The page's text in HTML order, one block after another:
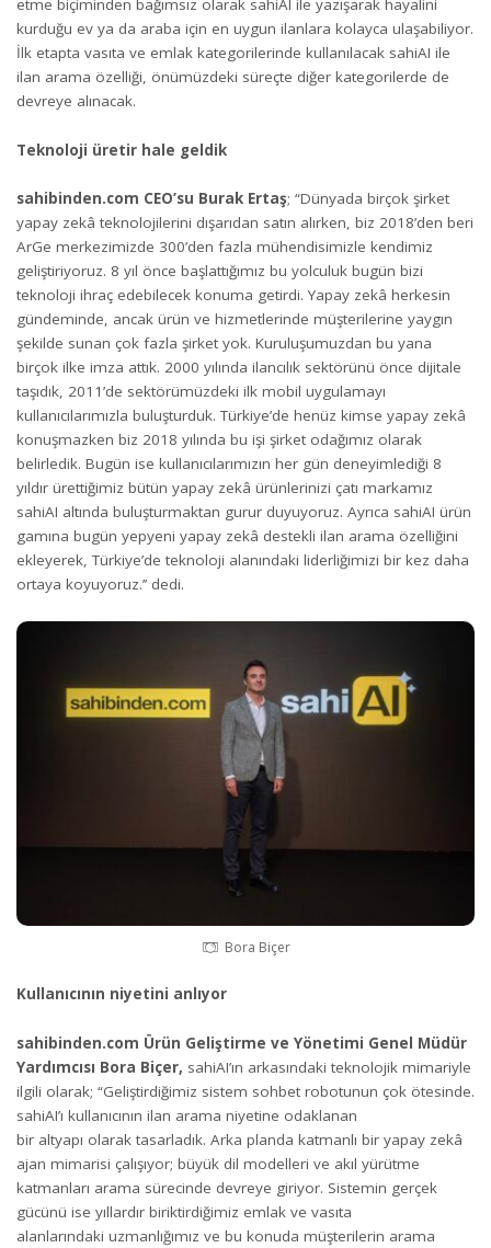
etme biçiminden bağımsız olarak sahiAI ile yazışarak hayalini
kurduğu ev ya da araba için en uygun ilanlara kolayca ulaşabiliyor.
İlk etapta vasıta ve emlak kategorilerinde kullanılacak sahiAI ile
ilan arama özelliği, önümüzdeki süreçte diğer kategorilerde de
devreye alınacak.
Teknoloji üretir hale geldik
sahibinden.com CEO’su Burak Ertaş; “Dünyada birçok şirket
yapay zekâ teknolojilerini dışarıdan satın alırken, biz 2018’den beri
ArGe merkezimizde 300’den fazla mühendisimizle kendimiz
geliştiriyoruz. 8 yıl önce başlattığımız bu yolculuk bugün bizi
teknoloji ihraç edebilecek konuma getirdi. Yapay zekâ herkesin
gündeminde, ancak ürün ve hizmetlerinde müşterilerine yaygın
şekilde sunan çok fazla şirket yok. Kuruluşumuzdan bu yana
birçok ilke imza attık. 2000 yılında ilancılık sektörünü önce dijitale
taşıdık, 2011’de sektörümüzdeki ilk mobil uygulamayı
kullanıcılarımızla buluşturduk. Türkiye’de henüz kimse yapay zekâ
konuşmazken biz 2018 yılında bu işi şirket odağımız olarak
belirledik. Bugün ise kullanıcılarımızın her gün deneyimlediği 8
yıldır ürettiğimiz bütün yapay zekâ ürünlerinizi çatı markamız
sahiAI altında buluşturmaktan gurur duyuyoruz. Ayrıca sahiAI ürün
gamına bugün yepyeni yapay zekâ destekli ilan arama özelliğini
ekleyerek, Türkiye’de teknoloji alanındaki liderliğimizi bir kez daha
ortaya koyuyoruz.’’ dedi.
Bora Biçer
Kullanıcının niyetini anlıyor
sahibinden.com Ürün Geliştirme ve Yönetimi Genel Müdür
Yardımcısı Bora Biçer, sahiAI’ın arkasındaki teknolojik mimariyle
ilgili olarak; “Geliştirdiğimiz sistem sohbet robotunun çok ötesinde.
sahiAI’ı kullanıcının ilan arama niyetine odaklanan
bir altyapı olarak tasarladık. Arka planda katmanlı bir yapay zekâ
ajan mimarisi çalışıyor; büyük dil modelleri ve akıl yürütme
katmanları arama sürecinde devreye giriyor. Sistemin gerçek
gücünü ise yıllardır biriktirdiğimiz emlak ve vasıta
alanlarındaki uzmanlığımız ve bu konuda müşterilerin arama